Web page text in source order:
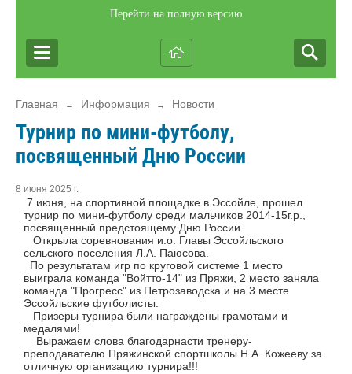
Перейти на полную версию
Главная → Информация → Новости
Турнир по мини-футболу,
посвященный Дню России
8 июня 2025 г.
7 июня, на спортивной площадке в Эссойле, прошел
турнир по мини-футболу среди мальчиков 2014-15г.р.,
посвященный предстоящему Дню России.
Открыла соревнования и.о. Главы Эссойльского
сельского поселения Л.А. Паюсова.
По результатам игр по круговой системе 1 место
выиграла команда "Войтто-14" из Пряжи, 2 место заняла
команда "Прогресс" из Петрозаводска и на 3 месте
Эссойльские футболисты.
Призеры турнира были награждены грамотами и
медалями!
Выражаем слова благодарнасти тренеру-
преподавателю Пряжинской спортшколы Н.А. Кожееву за
отличную организацию турнира!!!